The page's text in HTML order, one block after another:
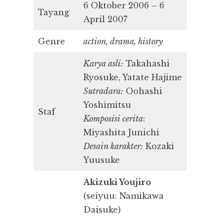
Tayang
6 Oktober 2006 – 6
April 2007
Genre action, drama, history
Staf
Karya asli: Takahashi
Ryosuke, Yatate Hajime
Sutradara: Oohashi
Yoshimitsu
Komposisi cerita:
Miyashita Junichi
Desain karakter: Kozaki
Yuusuke
Akizuki Youjiro
(seiyuu: Namikawa
Daisuke)